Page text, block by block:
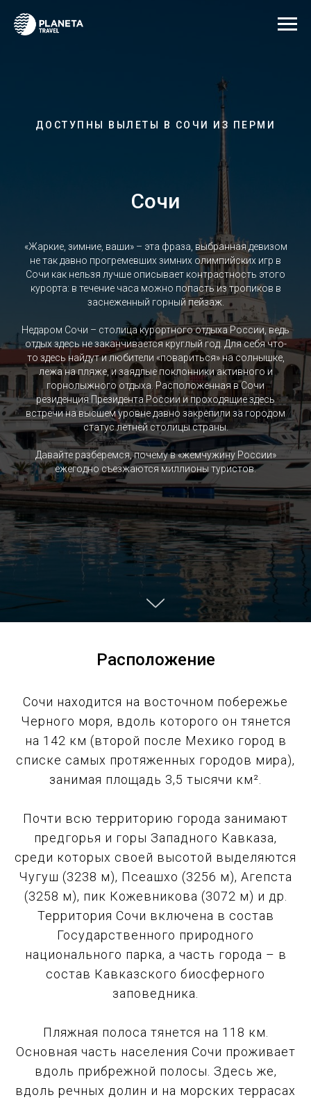
ДОСТУПНЫ ВЫЛЕТЫ В СОЧИ ИЗ ПЕРМИ
Сочи
«Жаркие, зимние, ваши» – эта фраза, выбранная девизом
не так давно прогремевших зимних олимпийских игр в
Сочи как нельзя лучше описывает контрастность этого
курорта: в течение часа можно попасть из тропиков в
заснеженный горный пейзаж.
Недаром Сочи – столица курортного отдыха России, ведь
отдых здесь не заканчивается круглый год. Для себя что-
то здесь найдут и любители «повариться» на солнышке,
лежа на пляже, и заядлые поклонники активного и
горнолыжного отдыха. Расположенная в Сочи
резиденция Президента России и проходящие здесь
встречи на высшем уровне давно закрепили за городом
статус летней столицы страны.
Давайте разберемся, почему в «жемчужину России»
ежегодно съезжаются миллионы туристов.
Расположение
Сочи находится на восточном побережье
Черного моря, вдоль которого он тянется
на 142 км (второй после Мехико город в
списке самых протяженных городов мира),
занимая площадь 3,5 тысячи км².
Почти всю территорию города занимают
предгорья и горы Западного Кавказа,
среди которых своей высотой выделяются
Чугуш (3238 м), Псеашхо (3256 м), Агепста
(3258 м), пик Кожевникова (3072 м) и др.
Территория Сочи включена в состав
Государственного природного
национального парка, а часть города – в
состав Кавказского биосферного
заповедника.
Пляжная полоса тянется на 118 км.
Основная часть населения Сочи проживает
вдоль прибрежной полосы. Здесь же,
вдоль речных долин и на морских террасах